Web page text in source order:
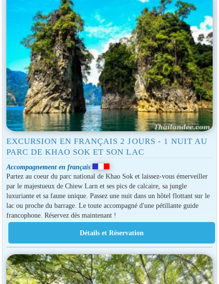
EXCURSION EN FRANÇAIS 2 JOURS - 1 NUIT AU
PARC DE KHAO SOK ET SON LAC
Accompagnement en français
Partez au coeur du parc national de Khao Sok et laissez-vous émerveiller
par le majestueux de Chiew Larn et ses pics de calcaire, sa jungle
luxuriante et sa faune unique. Passez une nuit dans un hôtel flottant sur le
lac ou proche du barrage. Le toute accompagné d'une pétillante guide
francophone. Réservez dès maintenant !